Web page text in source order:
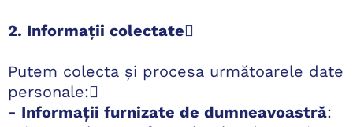
2. Informații colectate
Putem colecta și procesa următoarele date
personale:
- Informații furnizate de dumneavoastră: